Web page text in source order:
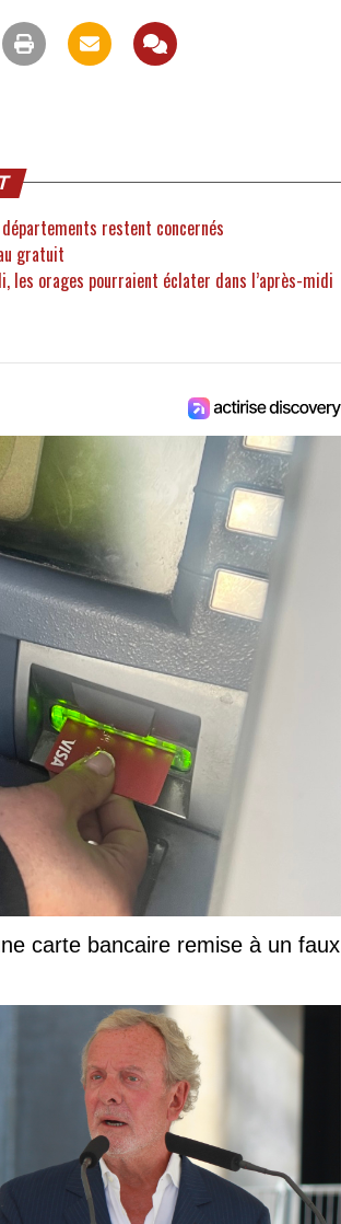
restent concernés
gratuit
les orages pourraient éclater dans l’après-midi
carte bancaire remise à un faux